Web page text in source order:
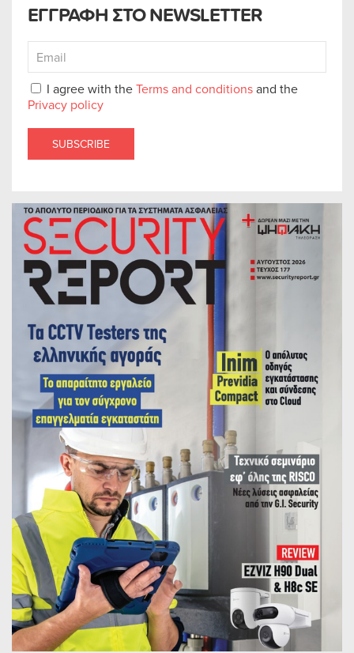
ΕΓΓΡΑΦΗ ΣΤΟ NEWSLETTER
I agree with theTerms and conditionsand the
Privacy policy
SUBSCRIBE